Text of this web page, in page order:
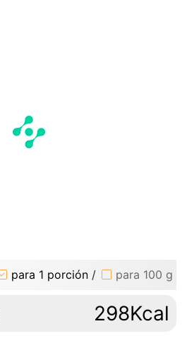
para 1 porción / para 100 g
298Kcal